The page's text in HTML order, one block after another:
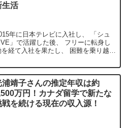
生活
年に日本テレビに入社し、 「シュ
」で活躍した後、 フリーに転身し
経て入社を果たし、 困難を乗り越え
浦靖子さんの推定年収は約
万円！カナダ留学で新たな
戦を続ける現在の収入源！